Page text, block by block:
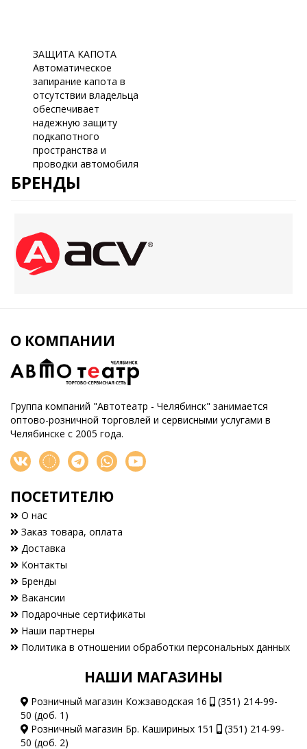
ЗАЩИТА КАПОТА
Автоматическое
запирание капота в
отсутствии владельца
обеспечивает
надежную защиту
подкапотного
пространства и
проводки автомобиля
БРЕНДЫ
О КОМПАНИИ
Группа компаний "Автотеатр - Челябинск" занимается
оптово-розничной торговлей и сервисными услугами в
Челябинске с 2005 года.
ПОСЕТИТЕЛЮ
О нас
Заказ товара, оплата
Доставка
Контакты
Бренды
Вакансии
Подарочные сертификаты
Наши партнеры
Политика в отношении обработки персональных данных
НАШИ МАГАЗИНЫ
Розничный магазин Кожзаводская 16
(351) 214-99-
50 (доб. 1)
Розничный магазин Бр. Кашириных 151
(351) 214-99-
50 (доб. 2)